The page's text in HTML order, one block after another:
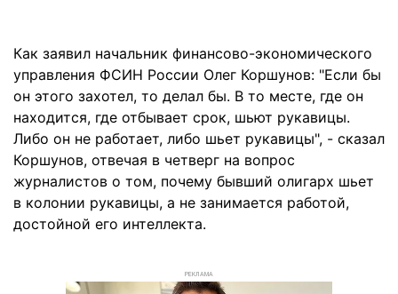
Как заявил начальник финансово-экономического
управления ФСИН России Олег Коршунов: "Если бы
он этого захотел, то делал бы. В то месте, где он
находится, где отбывает срок, шьют рукавицы.
Либо он не работает, либо шьет рукавицы", - сказал
Коршунов, отвечая в четверг на вопрос
журналистов о том, почему бывший олигарх шьет
в колонии рукавицы, а не занимается работой,
достойной его интеллекта.
РЕКЛАМА